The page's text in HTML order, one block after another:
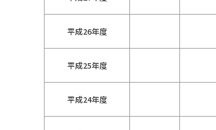
平成26年度
平成25年度
平成24年度